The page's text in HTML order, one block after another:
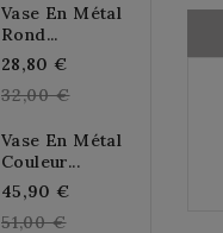
Vase En Métal
Rond...
28,80 €
price
32,00 €
Vase En Métal
Couleur...
45,90 €
51,00 €